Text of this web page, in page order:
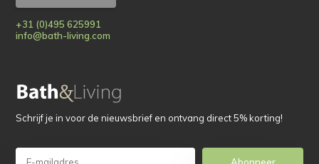
+31 (0)495 625991
info@bath-living.com
Schrijf je in voor de nieuwsbrief en ontvang direct 5% korting!